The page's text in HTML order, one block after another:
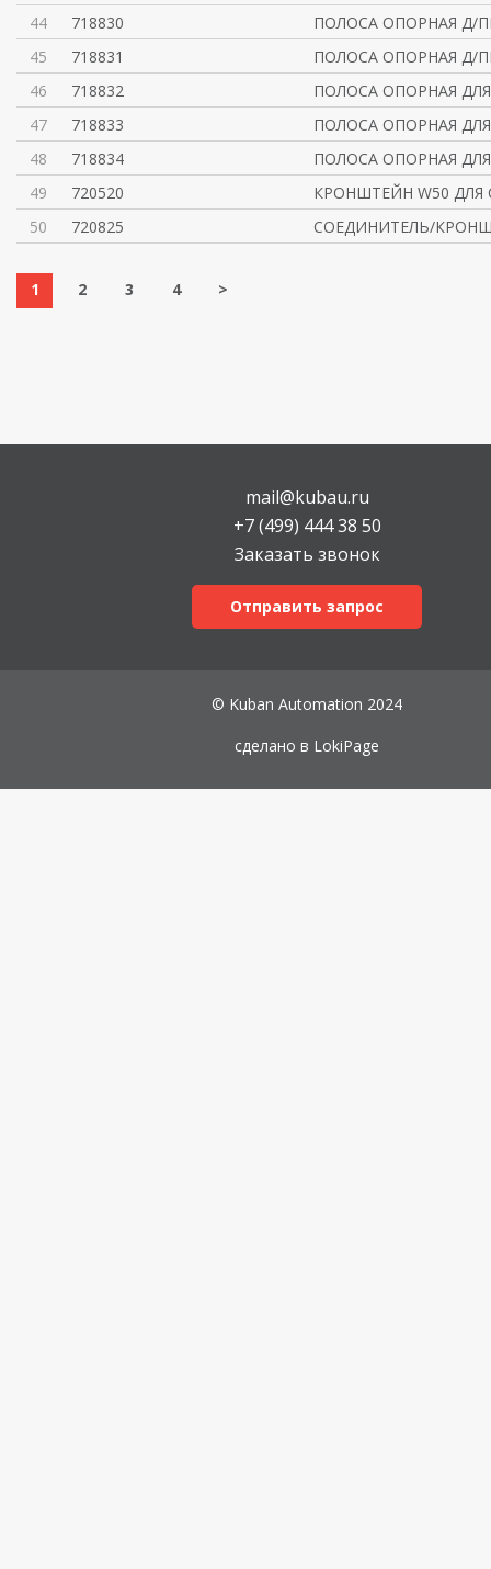
44
718830
ПОЛОСА ОПОРНАЯ Д/
45
718831
ПОЛОСА ОПОРНАЯ Д/
46
718832
ПОЛОСА ОПОРНАЯ
47
718833
ПОЛОСА ОПОРНАЯ
48
718834
ПОЛОСА ОПОРНАЯ
49
720520
КРОНШТЕЙН W50
50
720825 СОЕДИНИТЕЛЬ/
1 2 3 4 >
mail@kubau.ru
+7 (499) 444 38 50
Заказать звонок
Отправить запрос
© Kuban Automation 2024
сделано в LokiPage